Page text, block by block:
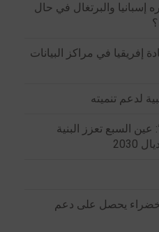
تخسره إسبانيا والبرتغال في حال
إفريقيا في مراكز البيانات
لدعم تنميته
السبع تعزز البنية
الخضراء يحصل على دعم